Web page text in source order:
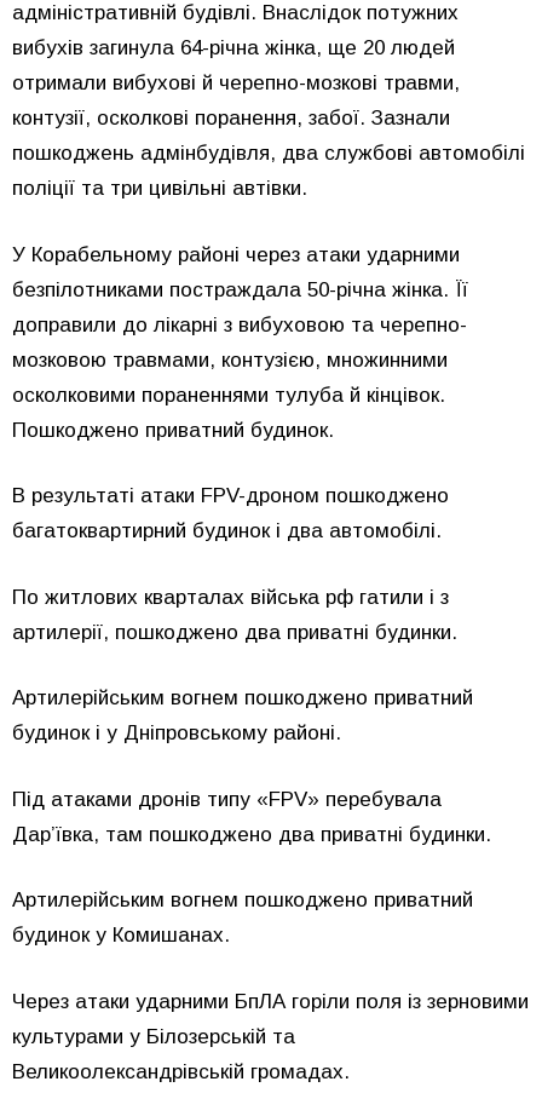
адміністративній будівлі. Внаслідок потужних
вибухів загинула 64-річна жінка, ще 20 людей
отримали вибухові й черепно-мозкові травми,
контузії, осколкові поранення, забої. Зазнали
пошкоджень адмінбудівля, два службові автомобілі
поліції та три цивільні автівки.
У Корабельному районі через атаки ударними
безпілотниками постраждала 50-річна жінка. Її
доправили до лікарні з вибуховою та черепно-
мозковою травмами, контузією, множинними
осколковими пораненнями тулуба й кінцівок.
Пошкоджено приватний будинок.
В результаті атаки FPV-дроном пошкоджено
багатоквартирний будинок і два автомобілі.
По житлових кварталах війська рф гатили і з
артилерії, пошкоджено два приватні будинки.
Артилерійським вогнем пошкоджено приватний
будинок і у Дніпровському районі.
Під атаками дронів типу «FPV» перебувала
Дар’ївка, там пошкоджено два приватні будинки.
Артилерійським вогнем пошкоджено приватний
будинок у Комишанах.
Через атаки ударними БпЛА горіли поля із зерновими
культурами у Білозерській та
Великоолександрівській громадах.